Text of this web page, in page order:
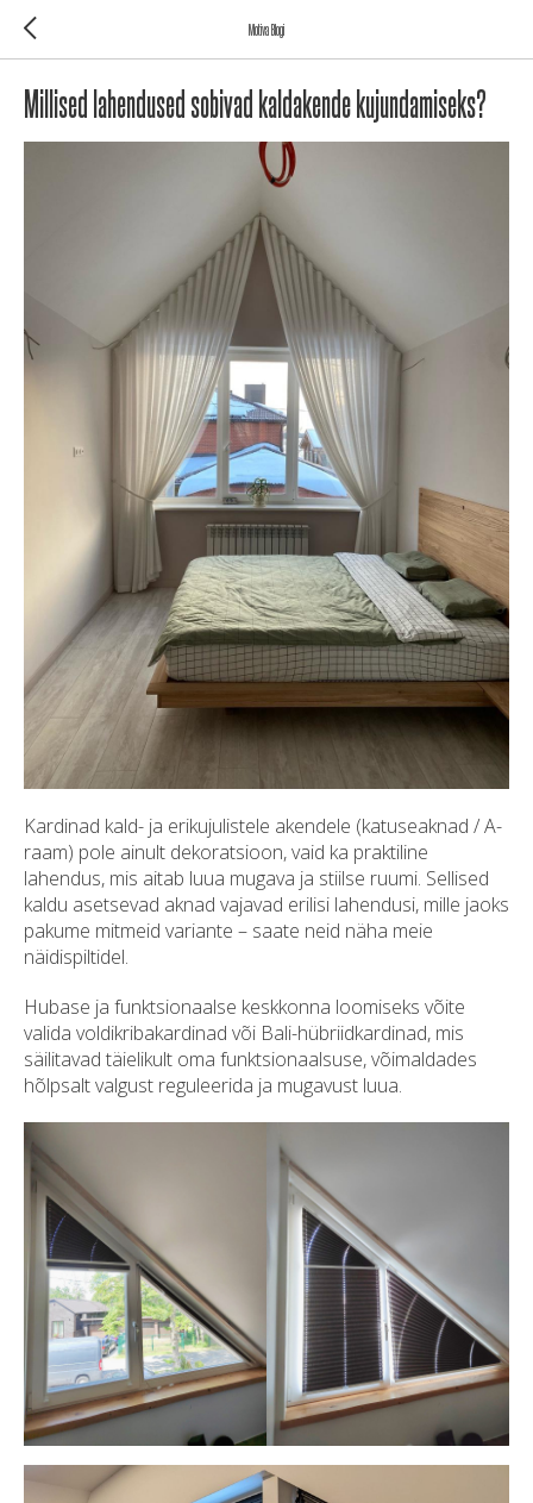
Motiva Blogi
Millised lahendused sobivad kaldakende kujundamiseks?
Kardinad kald- ja erikujulistele akendele (katuseaknad / A-
raam) pole ainult dekoratsioon, vaid ka praktiline
lahendus, mis aitab luua mugava ja stiilse ruumi. Sellised
kaldu asetsevad aknad vajavad erilisi lahendusi, mille jaoks
pakume mitmeid variante – saate neid näha meie
näidispiltidel.
Hubase ja funktsionaalse keskkonna loomiseks võite
valida voldikribakardinad või Bali-hübriidkardinad, mis
säilitavad täielikult oma funktsionaalsuse, võimaldades
hõlpsalt valgust reguleerida ja mugavust luua.